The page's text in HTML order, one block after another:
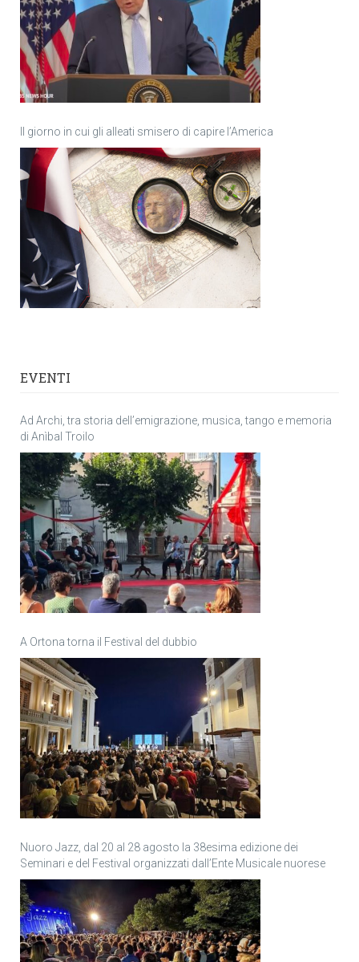
Il giorno in cui gli alleati smisero di capire l’America
EVENTI
Ad Archi, tra storia dell’emigrazione, musica, tango e memoria
di Anìbal Troilo
A Ortona torna il Festival del dubbio
Nuoro Jazz, dal 20 al 28 agosto la 38esima edizione dei
Seminari e del Festival organizzati dall’Ente Musicale nuorese